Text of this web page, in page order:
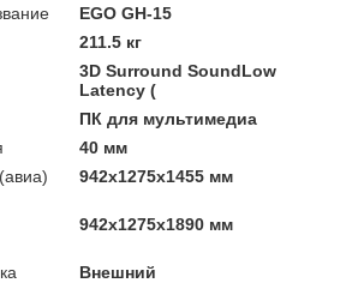
EGO GH-15
211.5 кг
3D Surround SoundLow
Latency (
ПК для мультимедиа
40 мм
942x1275x1455 мм
942x1275x1890 мм
Внешний